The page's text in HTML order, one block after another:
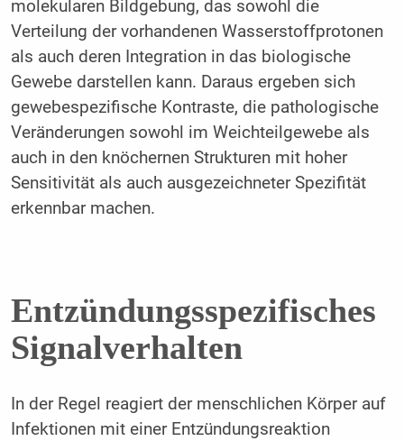
molekularen Bildgebung, das sowohl die
Verteilung der vorhandenen Wasserstoffprotonen
als auch deren Integration in das biologische
Gewebe darstellen kann. Daraus ergeben sich
gewebespezifische Kontraste, die pathologische
Veränderungen sowohl im Weichteilgewebe als
auch in den knöchernen Strukturen mit hoher
Sensitivität als auch ausgezeichneter Spezifität
erkennbar machen.
Entzündungsspezifisches
Signalverhalten
In der Regel reagiert der menschlichen Körper auf
Infektionen mit einer Entzündungsreaktion